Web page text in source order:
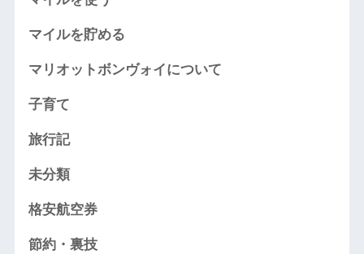
マイルを貯める
マリオットボンヴォイについて
子育て
旅行記
未分類
格安航空券
節約・裏技